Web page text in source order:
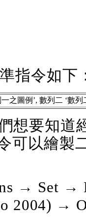
指令如下
之圖例 ’, 數列二 ‘數列
想要知道
可以繪製
→ Set →
2004) →